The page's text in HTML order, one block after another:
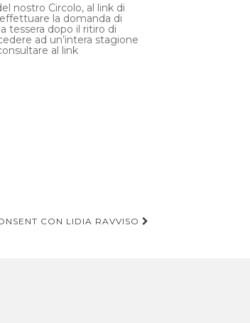
nostro Circolo, al link di
la domanda di
tessera dopo il ritiro di
ad un’intera stagione
al link
CON LIDIA RAVVISO